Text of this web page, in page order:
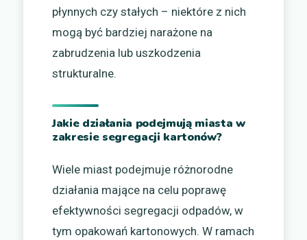
płynnych czy stałych – niektóre z nich
mogą być bardziej narażone na
zabrudzenia lub uszkodzenia
strukturalne.
Jakie działania podejmują miasta w
zakresie segregacji kartonów?
Wiele miast podejmuje różnorodne
działania mające na celu poprawę
efektywności segregacji odpadów, w
tym opakowań kartonowych. W ramach